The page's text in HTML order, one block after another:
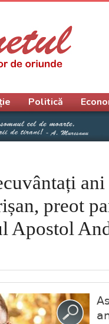
preot
Apostol
Politică